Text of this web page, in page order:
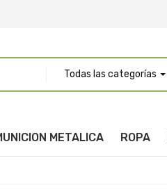
Todas las categorías
METALICA ROPA